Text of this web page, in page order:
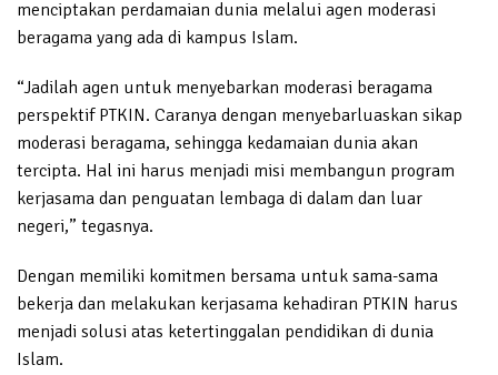
menciptakan perdamaian dunia melalui agen moderasi
beragama yang ada di kampus Islam.
“Jadilah agen untuk menyebarkan moderasi beragama
perspektif PTKIN. Caranya dengan menyebarluaskan sikap
moderasi beragama, sehingga kedamaian dunia akan
tercipta. Hal ini harus menjadi misi membangun program
kerjasama dan penguatan lembaga di dalam dan luar
negeri,” tegasnya.
Dengan memiliki komitmen bersama untuk sama-sama
bekerja dan melakukan kerjasama kehadiran PTKIN harus
menjadi solusi atas ketertinggalan pendidikan di dunia
Islam.